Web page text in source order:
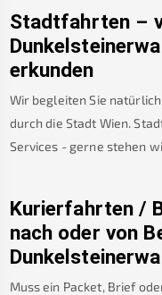
Stadtfahrten –
erkunden
Wir begleiten Sie
durch die Stadt Wien.
Services - gerne stehen
Kurierfahrten /
nach oder von
Muss ein Packet, Brief